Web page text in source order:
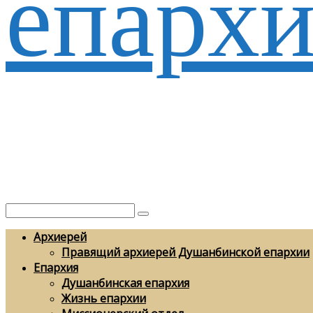
Архиерей
Правящий архиерей Душанбинской епархии
Епархия
Душанбинская епархия
Жизнь епархии